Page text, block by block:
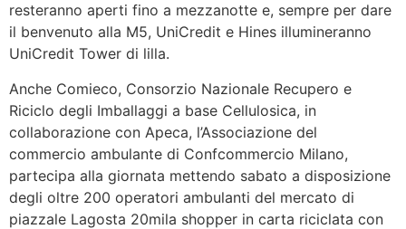
resteranno aperti fino a mezzanotte e, sempre per dare
il benvenuto alla M5, UniCredit e Hines illumineranno
UniCredit Tower di lilla.
Anche Comieco, Consorzio Nazionale Recupero e
Riciclo degli Imballaggi a base Cellulosica, in
collaborazione con Apeca, l’Associazione del
commercio ambulante di Confcommercio Milano,
partecipa alla giornata mettendo sabato a disposizione
degli oltre 200 operatori ambulanti del mercato di
piazzale Lagosta 20mila shopper in carta riciclata con